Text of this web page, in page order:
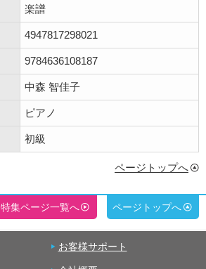
楽譜
4947817298021
9784636108187
中森 智佳子
ピアノ
初級
ページトップへ
特集ページ一覧へ ページトップへ
お客様サポート